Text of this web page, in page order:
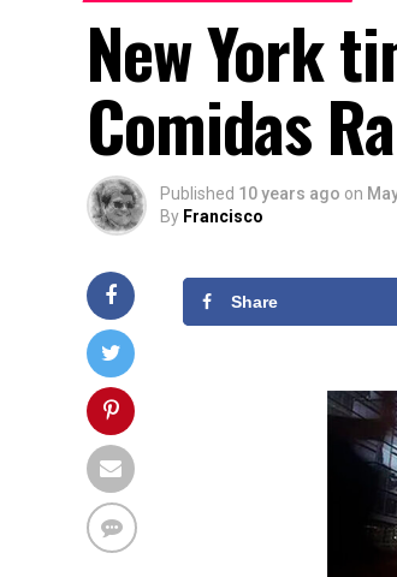
New York
Comidas
Published 10 years ago on
By Francisco
Share